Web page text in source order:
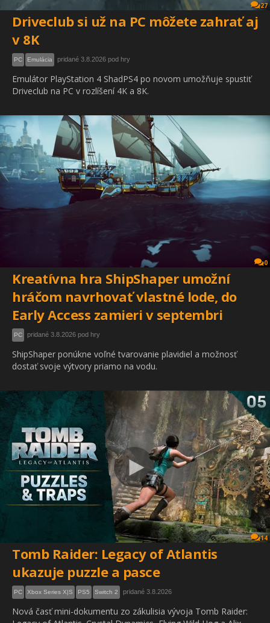
27
Driveclub si už na PC môžete zahrať aj
v 8K
PC Emulácia pridané 3.8.2026 pod hry
Emulátor PlayStation 4 ShadPS4 po novom umožňuje spustiť
Driveclub na PC v rozlíšení 4K a 8K.
0
Kreatívna hra ShipShaper umožní
hráčom navrhovať vlastné lode, do
Early Access zamieri v septembri
PC pridané 3.8.2026 pod hry
ShipShaper ponúkne voľné tvarovanie plavidiel a možnosť
dostať svoje výtvory priamo na vodu.
14
Tomb Raider: Legacy of Atlantis
ukazuje puzzle a pasce
PC Xbox Series X|S PS5 Switch 2 pridané 3.8.2026
Nová časť mini-dokumentu zo zákulisia vývoja Tomb Raider: